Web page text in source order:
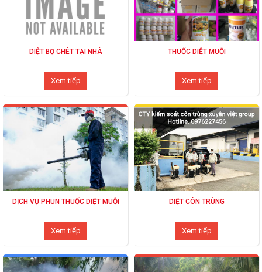
DIỆT BỌ CHÉT TẠI NHÀ
Xem tiếp
THUỐC DIỆT MUỖI
Xem tiếp
DỊCH VỤ PHUN THUỐC DIỆT MUỖI
Xem tiếp
DIỆT CÔN TRÙNG
Xem tiếp